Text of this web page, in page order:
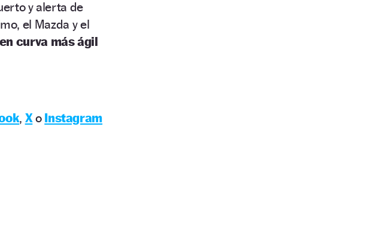
y alerta de
el Mazda y el
curva más ágil
, Xo Instagram